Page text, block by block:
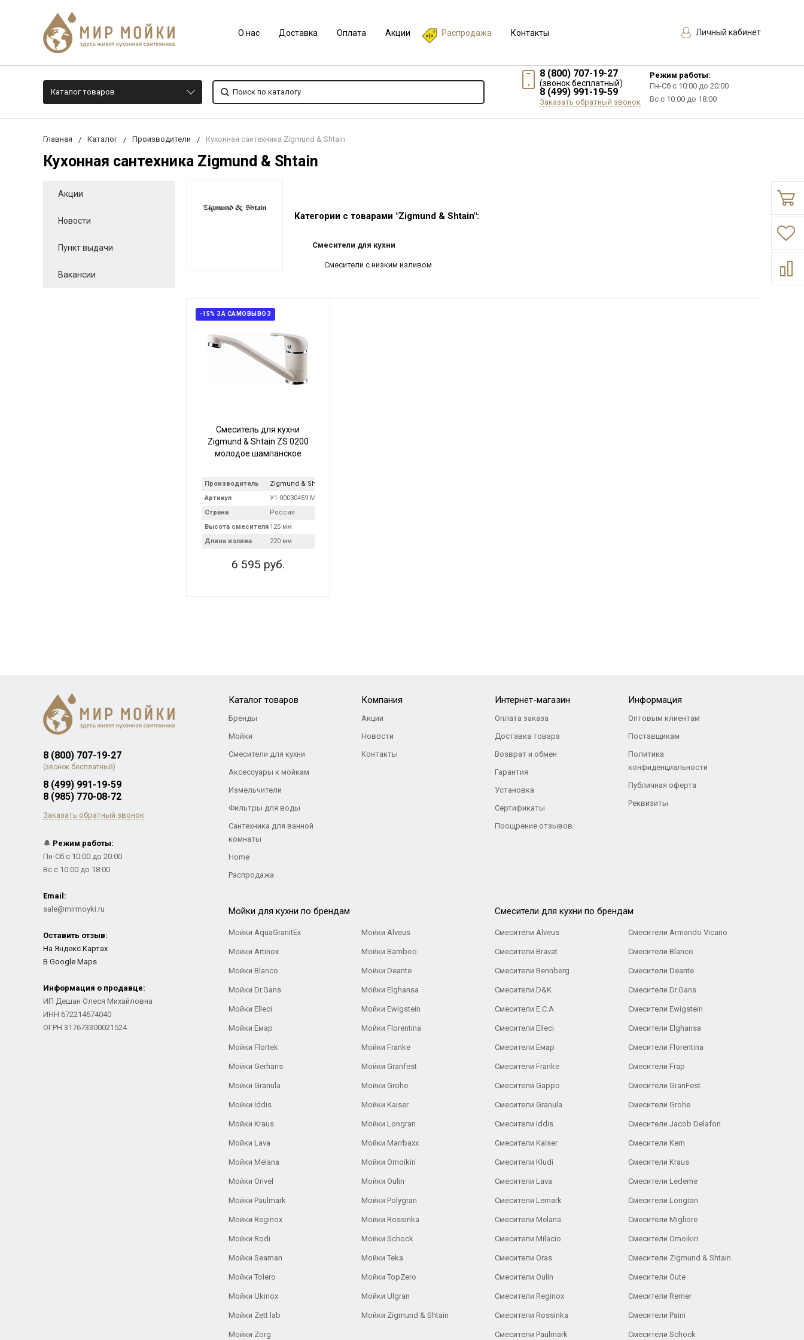
О нас Доставка Оплата Акции Распродажа Контакты Личный кабинет
Каталог товаров
8 (800) 707-19-27
(звонок бесплатный)
8 (499) 991-19-59
Заказать обратный звонок
Режим работы:
Пн-Сб с 10:00 до 20:00
Вс с 10:00 до 18:00
Главная Каталог Производители Кухонная сантехника Zigmund & Shtain
Кухонная сантехника Zigmund & Shtain
Акции
Новости
Пункт выдачи
Вакансии
Категории с товарами "Zigmund & Shtain":
Смесители для кухни
Смесители с низким изливом
-15% ЗА САМОВЫВОЗ
Смеситель для кухни
Zigmund & Shtain ZS 0200
молодое шампанское
Производитель
Zigmund & Shtain
Артикул
У1-00030459 МОЛОД.ШАМП
Страна
Россия
Высота смесителя 125 мм
Длина излива
220 мм
6 595 руб.
8 (800) 707-19-27
(звонок бесплатный)
8 (499) 991-19-59
8 (985) 770-08-72
Заказать обратный звонок
🔔 Режим работы:
Пн-Сб с 10:00 до 20:00
Вс с 10:00 до 18:00
Email:
sale@mirmoyki.ru
Оставить отзыв:
На Яндекс.Картах
В Google Maps
Информация о продавце:
ИП Дешан Олеся Михайловна
ИНН 672214674040
ОГРН 317673300021524
Каталог товаров
Бренды
Мойки
Смесители для кухни
Аксессуары к мойкам
Измельчители
Фильтры для воды
Сантехника для ванной
комнаты
Home
Распродажа
Компания
Акции
Новости
Контакты
Интернет-магазин
Оплата заказа
Доставка товара
Возврат и обмен
Гарантия
Установка
Сертификаты
Поощрение отзывов
Информация
Оптовым клиентам
Поставщикам
Политика
конфиденциальности
Публичная оферта
Реквизиты
Мойки для кухни по брендам
Мойки AquaGranitEx Мойки Alveus
Мойки Artinox Мойки Bamboo
Мойки Blanco Мойки Deante
Мойки Dr.Gans Мойки Elghansa
Мойки Elleci Мойки Ewigstein
Мойки Емар Мойки Florentina
Мойки Flortek Мойки Franke
Мойки Gerhans Мойки Granfest
Мойки Granula Мойки Grohe
Мойки Iddis Мойки Kaiser
Мойки Kraus Мойки Longran
Мойки Lava Мойки Marrbaxx
Мойки Melana Мойки Omoikiri
Мойки Orivel Мойки Oulin
Мойки Paulmark Мойки Polygran
Мойки Reginox Мойки Rossinka
Мойки Rodi Мойки Schock
Мойки Seaman Мойки Teka
Мойки Tolero Мойки TopZero
Мойки Ukinox Мойки Ulgran
Мойки Zett lab Мойки Zigmund & Shtain
Мойки Zorg
Cмесители для кухни по брендам
Смесители Alveus Смесители Armando Vicario
Смесители Bravat Смесители Blanco
Смесители Bennberg Смесители Deante
Смесители D&K Смесители Dr.Gans
Смесители E.C.A Cмесители Ewigstein
Смесители Elleci Смесители Elghansa
Смесители Емар Смесители Florentina
Смесители Franke Смесители Frap
Смесители Gappo Смесители GranFest
Смесители Granula Смесители Grohe
Смесители Iddis Смесители Jacob Delafon
Смесители Kaiser Смесители Kern
Смесители Kludi Смесители Kraus
Смесители Lava Смесители Ledeme
Смесители Lemark Смесители Longran
Смесители Melana Смесители Migliore
Смесители Milacio Смесители Omoikiri
Смесители Oras Смесители Zigmund & Shtain
Смесители Oulin Смесители Oute
Смесители Reginox Смесители Remer
Смесители Rossinka Смесители Paini
Смесители Paulmark Смесители Schock